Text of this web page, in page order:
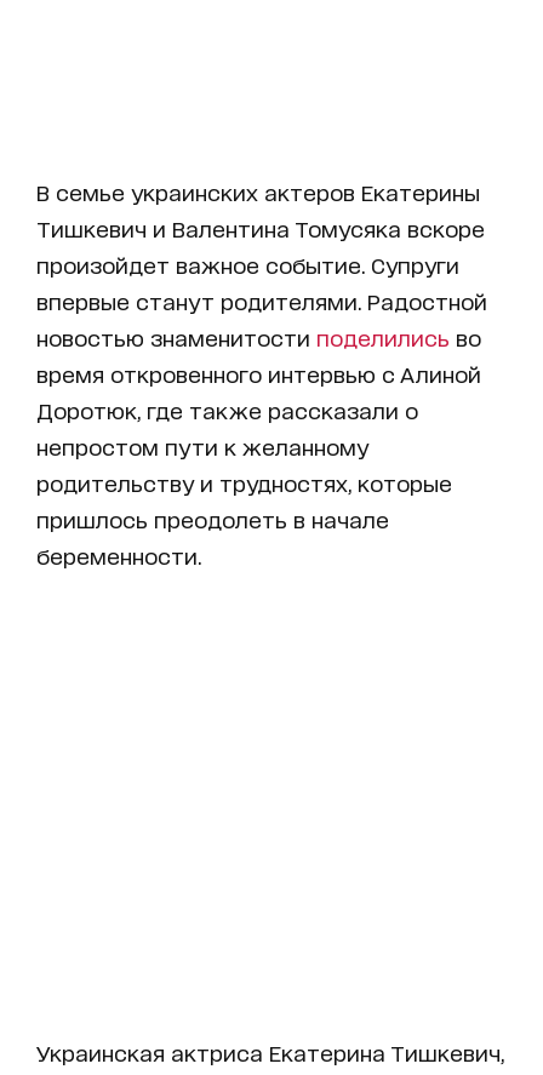
В семье украинских актеров Екатерины
Тишкевич и Валентина Томусяка вскоре
произойдет важное событие. Супруги
впервые станут родителями. Радостной
новостью знаменитости поделились во
время откровенного интервью с Алиной
Доротюк, где также рассказали о
непростом пути к желанному
родительству и трудностях, которые
пришлось преодолеть в начале
беременности.
Украинская актриса Екатерина Тишкевич,